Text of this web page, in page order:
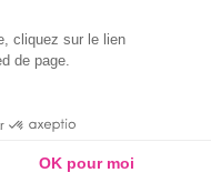
cliquez sur le lien
de page.
OK pour moi